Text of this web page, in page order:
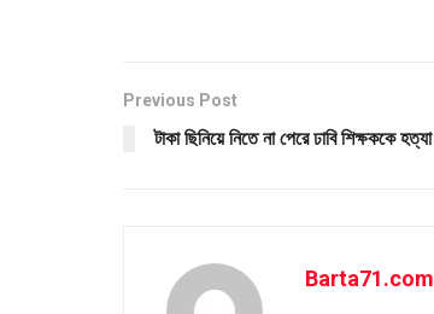
Previous Post
টাকা ছিনিয়ে নিতে না পেরে ঢাবি শিক্ষককে হত্যা
Barta71.com